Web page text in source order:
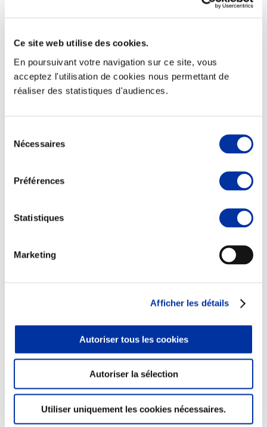
Ce site web utilise des cookies.
En poursuivant votre navigation sur ce site, vous
acceptez l'utilisation de cookies nous permettant de
réaliser des statistiques d'audiences.
Nécessaires
Préférences
Statistiques
Marketing
Afficher les détails
Autoriser tous les cookies
Autoriser la sélection
Utiliser uniquement les cookies nécessaires.
Elevage
Transport – mise en marché
Abattoir
Partenaire Climat
Viandes et santé
Juste rémunération et attractivité des métiers
Info-veille scientifique
Sources d’information